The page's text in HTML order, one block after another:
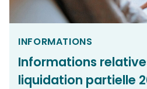
INFORMATIONS
Informations
liquidation partielle